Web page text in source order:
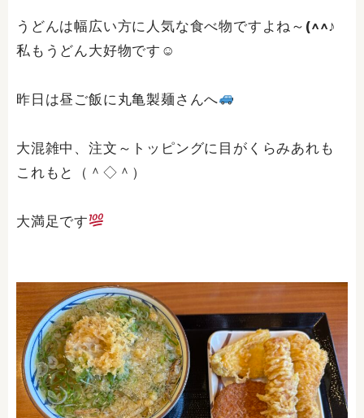
うどんは幅広い方に人気な食べ物ですよね～(^^♪
私もうどん大好物です☺
昨日は昼ご飯に丸亀製麺さんへ
大混雑中、注文～トッピングに目がくらみあれも
これもと（＾◇＾）
大満足です